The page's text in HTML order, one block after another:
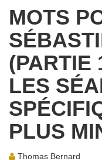
MOTS
(PARTIE
LES
PLUS
Thomas Bernard